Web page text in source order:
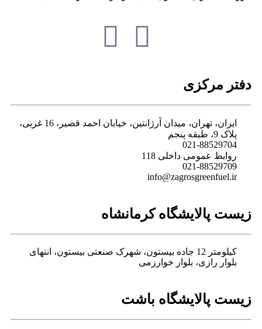
دفتر مرکزی
ایران، تهران، میدان آرژانتین، خیابان احمد قصیر، 16 غربی،
پلاک 9، طبقه پنجم
021-88529704
روابط عمومی داخلی 118
021-88529709
info@zagrosgreenfuel.ir​
زیست پالایشگاه کرمانشاه
کیلومتر 12 جاده بیستون، شهرک صنعتی بیستون، انتهای
بلوار رازی، بلوار خوارزمی
زیست پالایشگاه باشت